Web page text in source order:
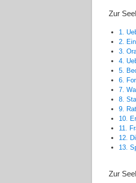
Zur
1.
2.
3.
4.
5.
6.
7.
8.
9.
10.
11.
12.
13.
Zur